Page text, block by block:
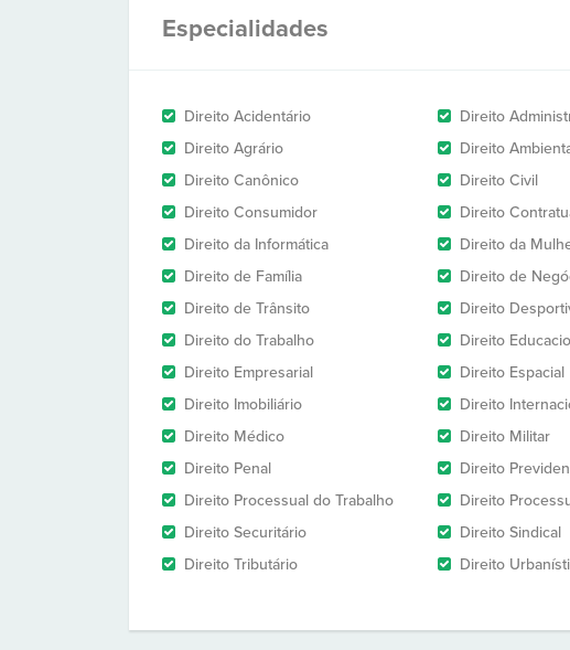
Especialidades
Direito Acidentário Direito
Direito Agrário
Direito
Direito Canônico
Direito Civil
Direito Consumidor
Direito
Direito da Informática
Direito da
Direito de Família
Direito de
Direito de Trânsito
Direito
Direito do Trabalho
Direito
Direito Empresarial
Direito Espacial
Direito Imobiliário
Direito
Direito Médico
Direito Militar
Direito Penal
Direito
Direito Processual do Trabalho
Direito
Direito Securitário
Direito Sindical
Direito Tributário
Direito